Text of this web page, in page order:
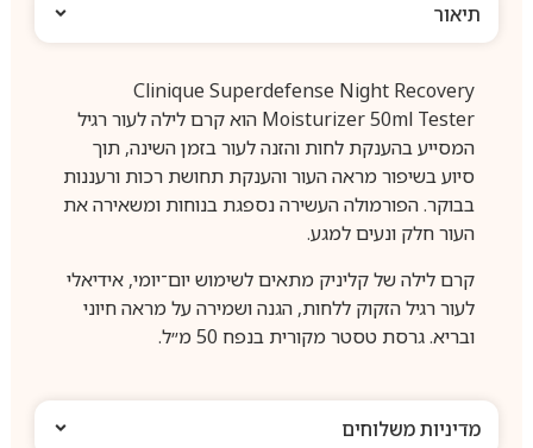
תיאור
Clinique Superdefense Night Recovery
Moisturizer 50ml Tester הוא קרם לילה לעור רגיל
המסייע בהענקת לחות והזנה לעור בזמן השינה, תוך
סיוע בשיפור מראה העור והענקת תחושת רכות ורעננות
בבוקר. הפורמולה העשירה נספגת בנוחות ומשאירה את
העור חלק ונעים למגע.
קרם לילה של קליניק מתאים לשימוש יום־יומי, אידיאלי
לעור רגיל הזקוק ללחות, הגנה ושמירה על מראה חיוני
ובריא. גרסת טסטר מקורית בנפח 50 מ״ל.
מדיניות משלוחים